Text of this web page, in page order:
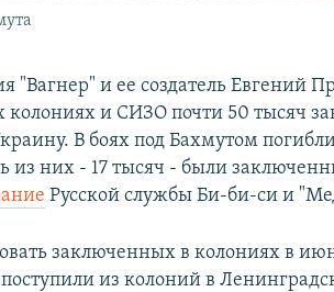
"Вагнер" и ее создатель Евгений
колониях и СИЗО почти 50 тысяч
В боях под Бахмутом
из них - 17 тысяч - были
Русской службы Би-би-си и
заключенных в колониях в
из колоний в